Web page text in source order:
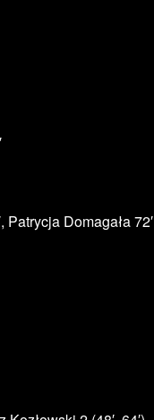
Patrycja Domagała 72′